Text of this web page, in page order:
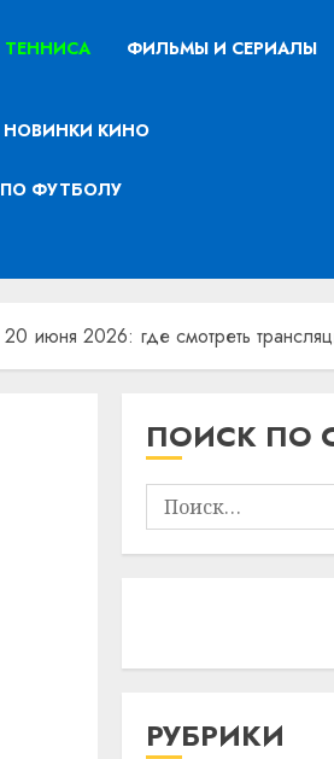
ФИЛЬМЫ И СЕРИАЛЫ
НОВИНКИ КИНО
ФУТБОЛУ
июня 2026: где смотреть
ПОИСК ПО
Найти:
РУБРИКИ